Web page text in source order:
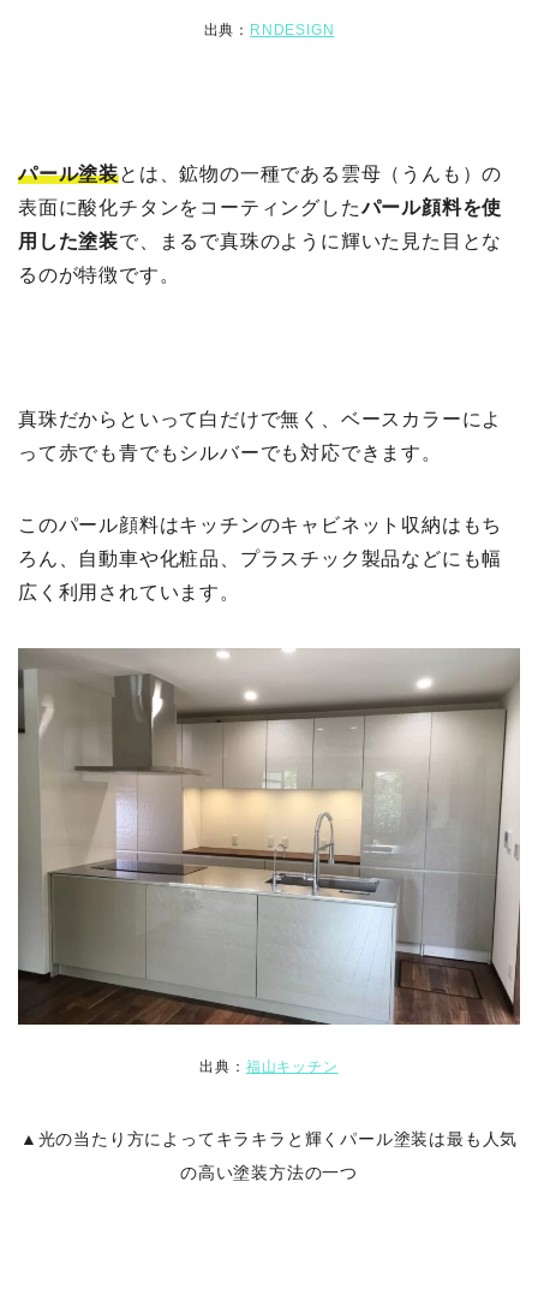
出典： RNDESIGN
パール塗装とは、鉱物の一種である雲母（うんも）の
表面に酸化チタンをコーティングしたパール顔料を使
用した塗装で、まるで真珠のように輝いた見た目とな
るのが特徴です。
真珠だからといって白だけで無く、ベースカラーによ
って赤でも青でもシルバーでも対応できます。
このパール顔料はキッチンのキャビネット収納はもち
ろん、自動車や化粧品、プラスチック製品などにも幅
広く利用されています。
出典： 福山キッチン
▲光の当たり方によってキラキラと輝くパール塗装は最も人気
の高い塗装方法の一つ